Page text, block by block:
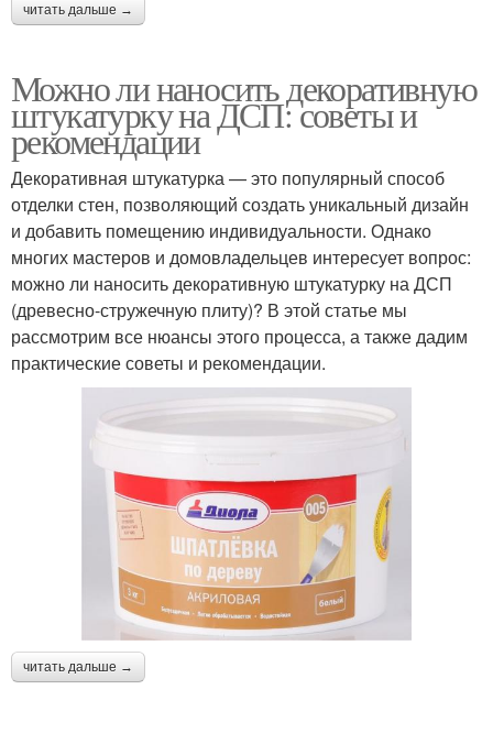
читать дальше →
Можно ли наносить декоративную
штукатурку на ДСП: советы и
рекомендации
Декоративная штукатурка — это популярный способ
отделки стен, позволяющий создать уникальный дизайн
и добавить помещению индивидуальности. Однако
многих мастеров и домовладельцев интересует вопрос:
можно ли наносить декоративную штукатурку на ДСП
(древесно-стружечную плиту)? В этой статье мы
рассмотрим все нюансы этого процесса, а также дадим
практические советы и рекомендации.
читать дальше →